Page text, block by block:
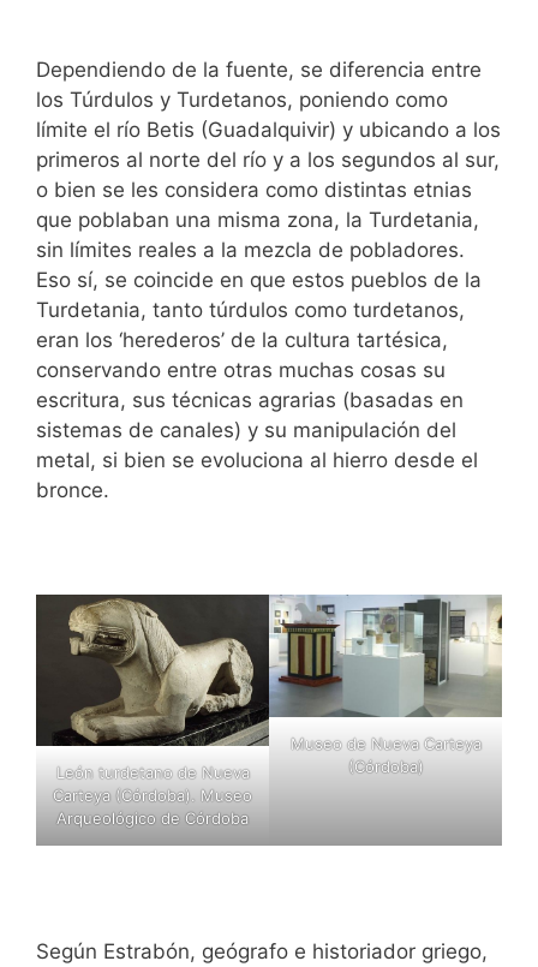
Dependiendo de la fuente, se diferencia entre
los Túrdulos y Turdetanos, poniendo como
límite el río Betis (Guadalquivir) y ubicando a los
primeros al norte del río y a los segundos al sur,
o bien se les considera como distintas etnias
que poblaban una misma zona, la Turdetania,
sin límites reales a la mezcla de pobladores.
Eso sí, se coincide en que estos pueblos de la
Turdetania, tanto túrdulos como turdetanos,
eran los ‘herederos’ de la cultura tartésica,
conservando entre otras muchas cosas su
escritura, sus técnicas agrarias (basadas en
sistemas de canales) y su manipulación del
metal, si bien se evoluciona al hierro desde el
bronce.
León turdetano de Nueva
Carteya (Córdoba). Museo
Arqueológico de Córdoba
Museo de Nueva Carteya
(Córdoba)
Según Estrabón, geógrafo e historiador griego,